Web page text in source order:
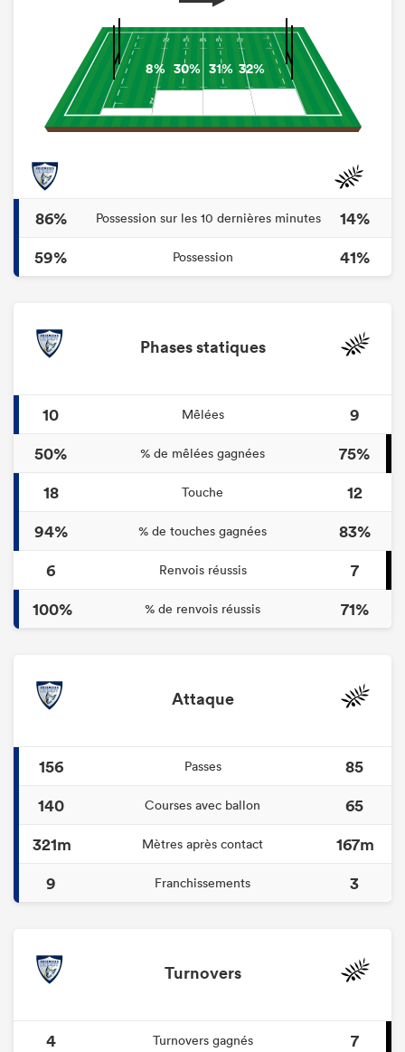
8% 30% 31% 32%
86% Possession sur les 10 dernières minutes
14%
59%
Possession 41%
Phases statiques
10 Mêlées
9
50%
% de mêlées gagnées
75%
18
Touche
12
94%
% de touches gagnées
83%
6
Renvois réussis
7
100%
% de renvois réussis 71%
Attaque
156 Passes
85
140
Courses avec ballon
65
321m
Mètres après contact
167m
9
Franchissements 3
Turnovers
4 Turnovers gagnés
7